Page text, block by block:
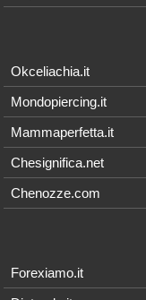
Okceliachia.it
Mondopiercing.it
Mammaperfetta.it
Chesignifica.net
Chenozze.com
Forexiamo.it